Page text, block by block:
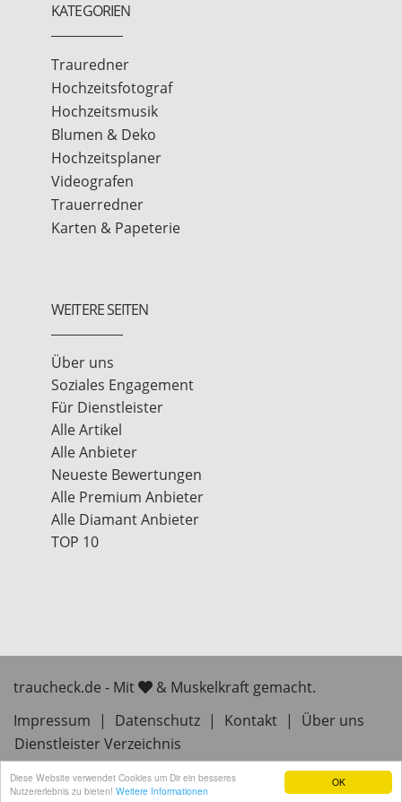
OK
Diese Website verwendet Cookies um Dir ein besseres
Nutzererlebnis zu bieten! Weitere Informationen
KATEGORIEN
Trauredner
Hochzeitsfotograf
Hochzeitsmusik
Blumen & Deko
Hochzeitsplaner
Videografen
Trauerredner
Karten & Papeterie
WEITERE SEITEN
Über uns
Soziales Engagement
Für Dienstleister
Alle Artikel
Alle Anbieter
Neueste Bewertungen
Alle Premium Anbieter
Alle Diamant Anbieter
TOP 10
traucheck.de - Mit
& Muskelkraft gemacht.
Impressum
| Datenschutz | Kontakt |
Über uns
Dienstleister Verzeichnis